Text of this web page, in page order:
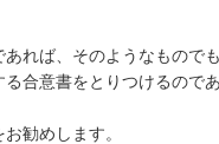
れば、そのようなもので
合意書をとりつけるので
勧めします。